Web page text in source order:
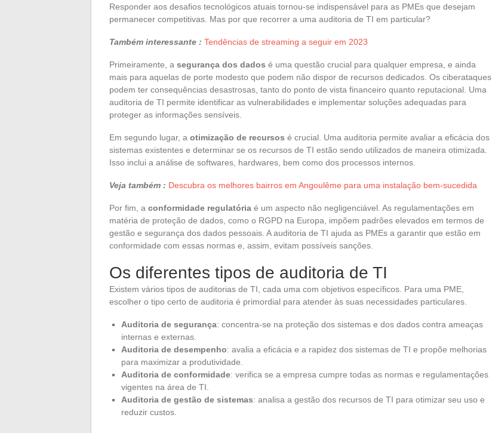
Responder aos desafios tecnológicos atuais tornou-se indispensável para as PMEs que desejam
permanecer competitivas. Mas por que recorrer a uma auditoria de TI em particular?
Também interessante : Tendências de streaming a seguir em 2023
Primeiramente, a segurança dos dados é uma questão crucial para qualquer empresa, e ainda
mais para aquelas de porte modesto que podem não dispor de recursos dedicados. Os ciberataques
podem ter consequências desastrosas, tanto do ponto de vista financeiro quanto reputacional. Uma
auditoria de TI permite identificar as vulnerabilidades e implementar soluções adequadas para
proteger as informações sensíveis.
Em segundo lugar, a otimização de recursos é crucial. Uma auditoria permite avaliar a eficácia dos
sistemas existentes e determinar se os recursos de TI estão sendo utilizados de maneira otimizada.
Isso inclui a análise de softwares, hardwares, bem como dos processos internos.
Veja também : Descubra os melhores bairros em Angoulême para uma instalação bem-sucedida
Por fim, a conformidade regulatória é um aspecto não negligenciável. As regulamentações em
matéria de proteção de dados, como o RGPD na Europa, impõem padrões elevados em termos de
gestão e segurança dos dados pessoais. A auditoria de TI ajuda as PMEs a garantir que estão em
conformidade com essas normas e, assim, evitam possíveis sanções.
Os diferentes tipos de auditoria de TI
Existem vários tipos de auditorias de TI, cada uma com objetivos específicos. Para uma PME,
escolher o tipo certo de auditoria é primordial para atender às suas necessidades particulares.
Auditoria de segurança: concentra-se na proteção dos sistemas e dos dados contra ameaças
internas e externas.
Auditoria de desempenho: avalia a eficácia e a rapidez dos sistemas de TI e propõe melhorias
para maximizar a produtividade.
Auditoria de conformidade: verifica se a empresa cumpre todas as normas e regulamentações
vigentes na área de TI.
Auditoria de gestão de sistemas: analisa a gestão dos recursos de TI para otimizar seu uso e
reduzir custos.